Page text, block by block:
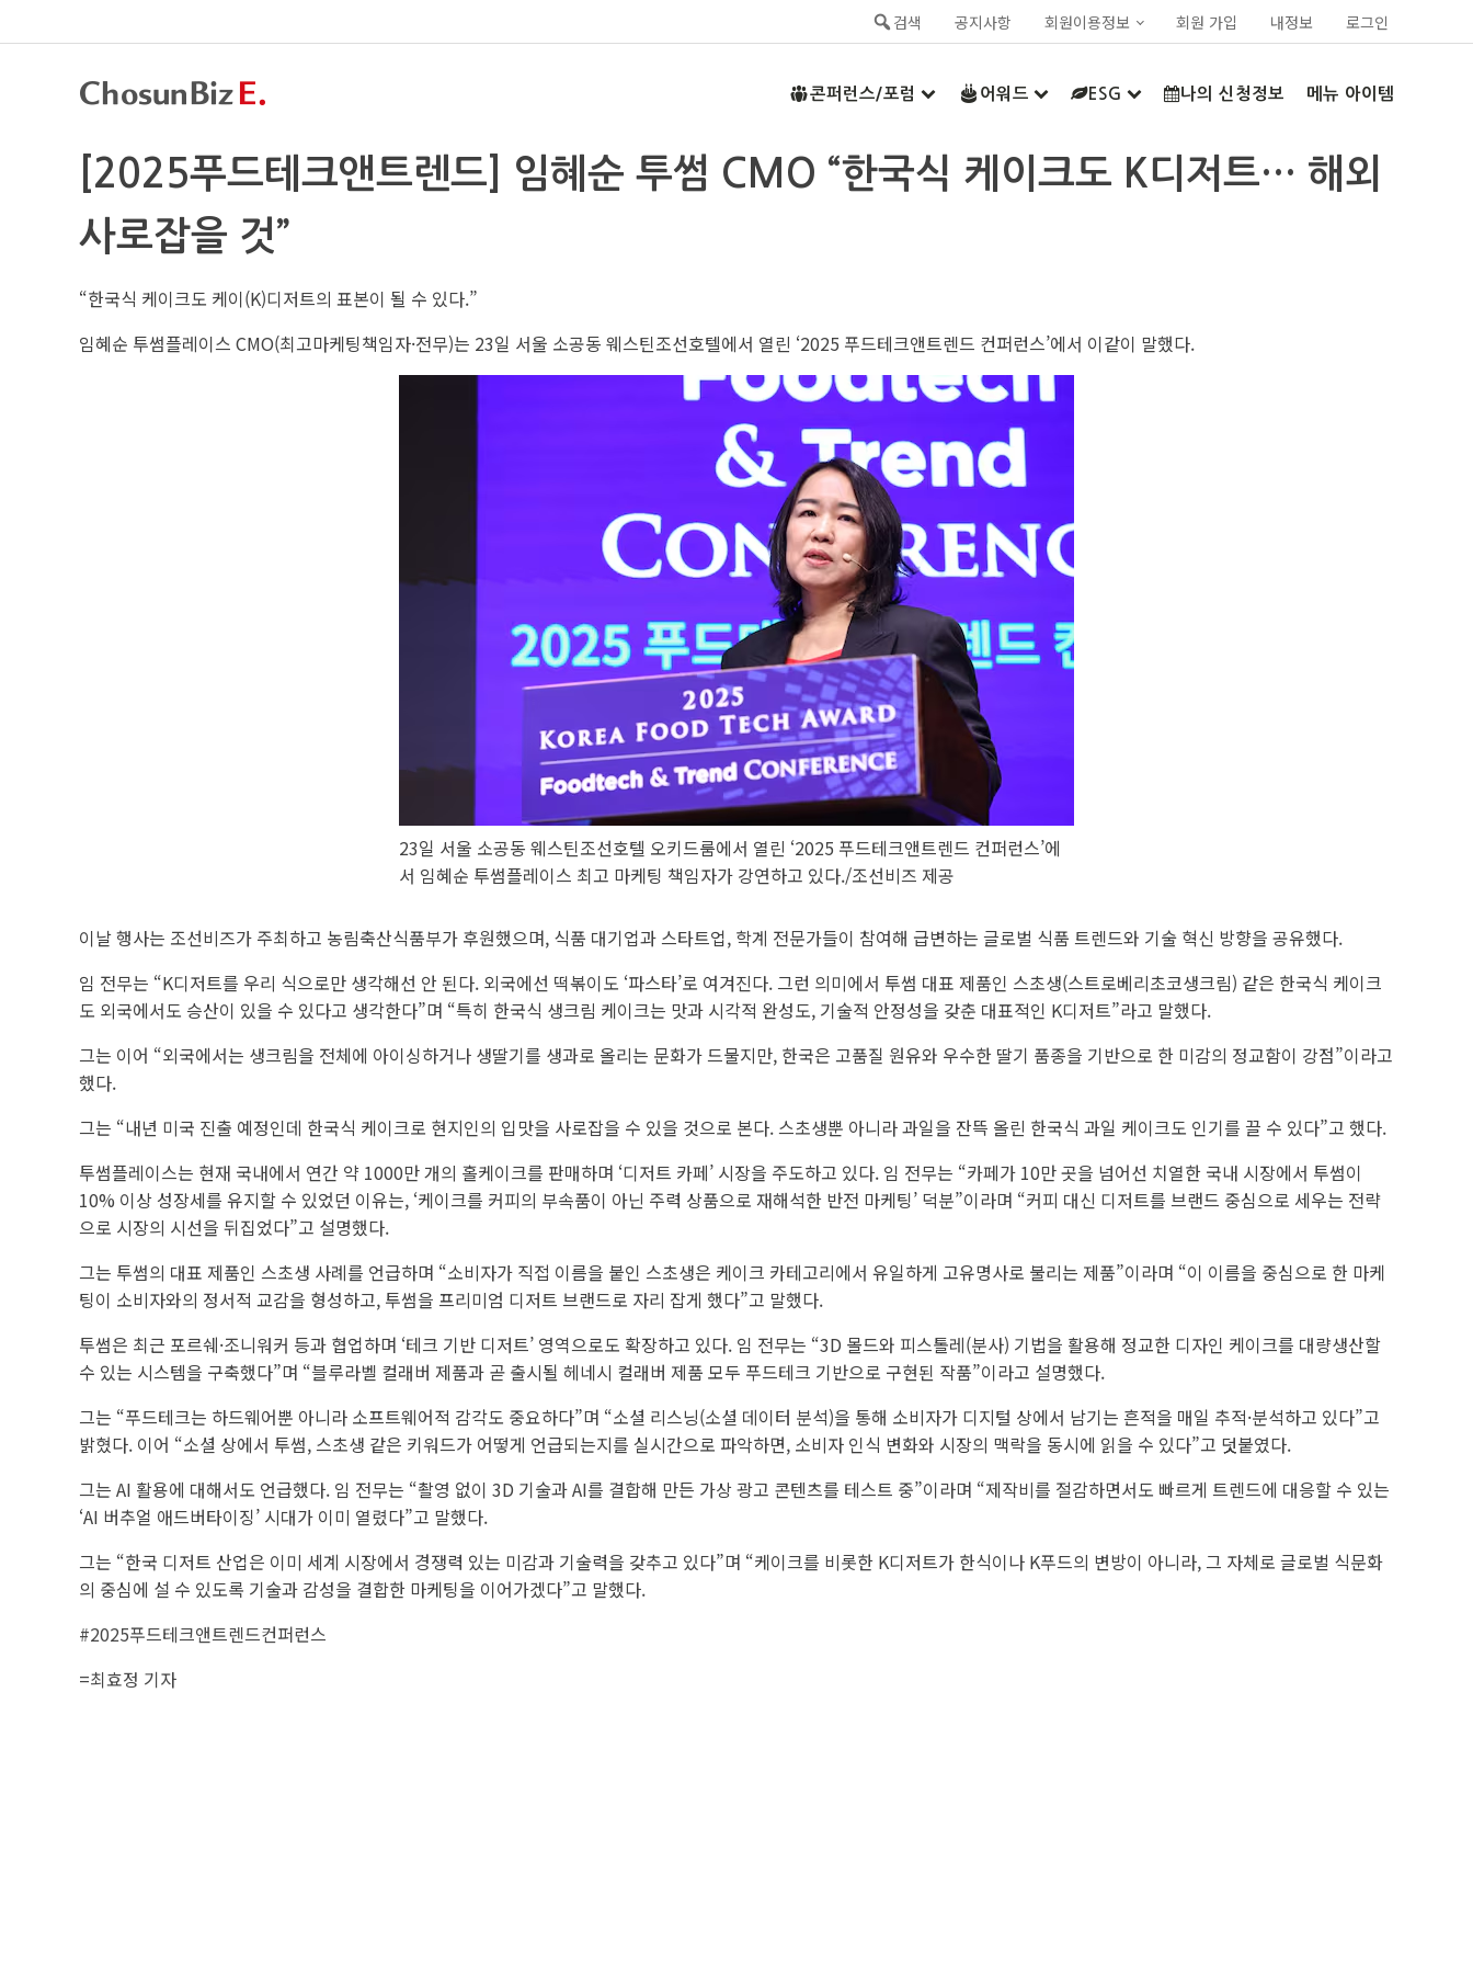
검색 공지사항 회원이용정보 회원 가입 내정보 로그인
콘퍼런스/포럼 어워드 ESG 나의 신청정보 메뉴 아이템
[2025푸드테크앤트렌드] 임혜순 투썸 CMO “한국식 케이크도 K디저트… 해외
사로잡을 것”
“한국식 케이크도 케이(K)디저트의 표본이 될 수 있다.”
임혜순 투썸플레이스 CMO(최고마케팅책임자·전무)는 23일 서울 소공동 웨스틴조선호텔에서 열린 ‘2025 푸드테크앤트렌드 컨퍼런스’에서 이같이 말했다.
23일 서울 소공동 웨스틴조선호텔 오키드룸에서 열린 ‘2025 푸드테크앤트렌드 컨퍼런스’에
서 임혜순 투썸플레이스 최고 마케팅 책임자가 강연하고 있다./조선비즈 제공
이날 행사는 조선비즈가 주최하고 농림축산식품부가 후원했으며, 식품 대기업과 스타트업, 학계 전문가들이 참여해 급변하는 글로벌 식품 트렌드와 기술 혁신 방향을 공유했다.
임 전무는 “K디저트를 우리 식으로만 생각해선 안 된다. 외국에선 떡볶이도 ‘파스타’로 여겨진다. 그런 의미에서 투썸 대표 제품인 스초생(스트로베리초코생크림) 같은 한국식 케이크
도 외국에서도 승산이 있을 수 있다고 생각한다”며 “특히 한국식 생크림 케이크는 맛과 시각적 완성도, 기술적 안정성을 갖춘 대표적인 K디저트”라고 말했다.
그는 이어 “외국에서는 생크림을 전체에 아이싱하거나 생딸기를 생과로 올리는 문화가 드물지만, 한국은 고품질 원유와 우수한 딸기 품종을 기반으로 한 미감의 정교함이 강점”이라고
했다.
그는 “내년 미국 진출 예정인데 한국식 케이크로 현지인의 입맛을 사로잡을 수 있을 것으로 본다. 스초생뿐 아니라 과일을 잔뜩 올린 한국식 과일 케이크도 인기를 끌 수 있다”고 했다.
투썸플레이스는 현재 국내에서 연간 약 1000만 개의 홀케이크를 판매하며 ‘디저트 카페’ 시장을 주도하고 있다. 임 전무는 “카페가 10만 곳을 넘어선 치열한 국내 시장에서 투썸이
10% 이상 성장세를 유지할 수 있었던 이유는, ‘케이크를 커피의 부속품이 아닌 주력 상품으로 재해석한 반전 마케팅’ 덕분”이라며 “커피 대신 디저트를 브랜드 중심으로 세우는 전략
으로 시장의 시선을 뒤집었다”고 설명했다.
그는 투썸의 대표 제품인 스초생 사례를 언급하며 “소비자가 직접 이름을 붙인 스초생은 케이크 카테고리에서 유일하게 고유명사로 불리는 제품”이라며 “이 이름을 중심으로 한 마케
팅이 소비자와의 정서적 교감을 형성하고, 투썸을 프리미엄 디저트 브랜드로 자리 잡게 했다”고 말했다.
투썸은 최근 포르쉐·조니워커 등과 협업하며 ‘테크 기반 디저트’ 영역으로도 확장하고 있다. 임 전무는 “3D 몰드와 피스톨레(분사) 기법을 활용해 정교한 디자인 케이크를 대량생산할
수 있는 시스템을 구축했다”며 “블루라벨 컬래버 제품과 곧 출시될 헤네시 컬래버 제품 모두 푸드테크 기반으로 구현된 작품”이라고 설명했다.
그는 “푸드테크는 하드웨어뿐 아니라 소프트웨어적 감각도 중요하다”며 “소셜 리스닝(소셜 데이터 분석)을 통해 소비자가 디지털 상에서 남기는 흔적을 매일 추적·분석하고 있다”고
밝혔다. 이어 “소셜 상에서 투썸, 스초생 같은 키워드가 어떻게 언급되는지를 실시간으로 파악하면, 소비자 인식 변화와 시장의 맥락을 동시에 읽을 수 있다”고 덧붙였다.
그는 AI 활용에 대해서도 언급했다. 임 전무는 “촬영 없이 3D 기술과 AI를 결합해 만든 가상 광고 콘텐츠를 테스트 중”이라며 “제작비를 절감하면서도 빠르게 트렌드에 대응할 수 있는
‘AI 버추얼 애드버타이징’ 시대가 이미 열렸다”고 말했다.
그는 “한국 디저트 산업은 이미 세계 시장에서 경쟁력 있는 미감과 기술력을 갖추고 있다”며 “케이크를 비롯한 K디저트가 한식이나 K푸드의 변방이 아니라, 그 자체로 글로벌 식문화
의 중심에 설 수 있도록 기술과 감성을 결합한 마케팅을 이어가겠다”고 말했다.
#2025푸드테크앤트렌드컨퍼런스
=최효정 기자